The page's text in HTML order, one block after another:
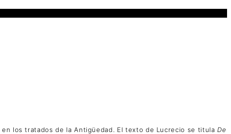
los tratados de la Antigüedad. El texto de Lucrecio se titulaDe